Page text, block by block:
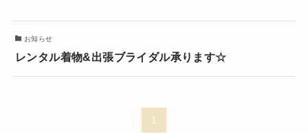
お知らせ
レンタル着物&出張ブライダル承ります☆
1